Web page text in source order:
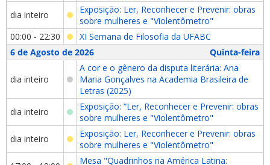
dia inteiro
Exposição: Ler, Reconhecer e Prevenir: obras
sobre mulheres e "Violentômetro"
00:00 - 22:30
XI Semana de Filosofia da UFABC
6 de Agosto de 2026
Quinta-feira
dia inteiro
A cor e o gênero da disputa literária: Ana
Maria Gonçalves na Academia Brasileira de
Letras (2025)
dia inteiro
Exposição: “Ler, Reconhecer e Prevenir: obras
sobre mulheres e "Violentômetro"
dia inteiro
Exposição: Ler, Reconhecer e Prevenir: obras
sobre mulheres e "Violentômetro"
Mesa "Quadrinhos na América Latina: